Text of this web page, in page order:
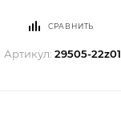
СРАВНИТЬ
Артикул: 29505-22z01